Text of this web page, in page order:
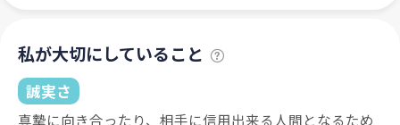
私が大切にしていること
誠実さ
真摯に向き合ったり、相手に信用出来る人間となるため